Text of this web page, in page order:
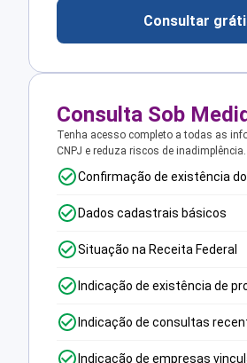
Consultar
Consulta Sob
Tenha acesso completo a todas as
CNPJ e reduza riscos de inadimplência.
Confirmação de existência do
Dados cadastrais básicos
Situação na Receita Federal
Indicação de existência de
Indicação de consultas
Indicação de empresas